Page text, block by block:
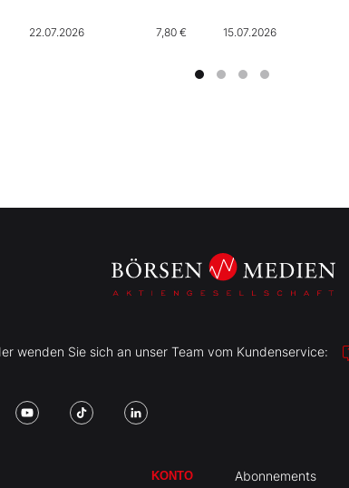
22.07.2026 7,80 € 15.07.2026
wenden Sie sich an unser Team vom Kundenservice:
KONTO Abonnements